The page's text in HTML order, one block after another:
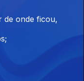
do PSD, é o
de onde ficou,